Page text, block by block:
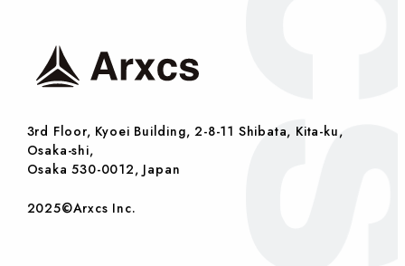
3rd Floor, Kyoei Building, 2-8-11 Shibata, Kita-ku,
Osaka-shi,
Osaka 530-0012, Japan
2025©Arxcs Inc.